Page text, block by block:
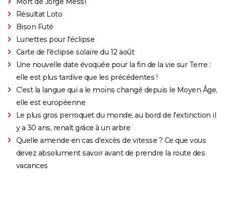
Résultat Loto
Bison Futé
Lunettes pour l'éclipse
Carte de l'éclipse solaire du 12 août
Une nouvelle date évoquée pour la fin de la vie sur Terre :
elle est plus tardive que les précédentes !
C'est la langue qui a le moins changé depuis le Moyen Âge,
elle est européenne
Le plus gros perroquet du monde, au bord de l'extinction il
y a 30 ans, renaît grâce à un arbre
Quelle amende en cas d'excès de vitesse ? Ce que vous
devez absolument savoir avant de prendre la route des
vacances